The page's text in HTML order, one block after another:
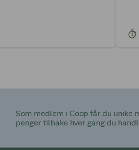
Som medlem i Coop får du unike
penger tilbake hver gang du